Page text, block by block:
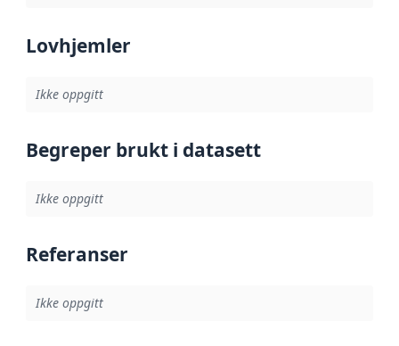
Lovhjemler
Ikke oppgitt
Begreper brukt i datasett
Ikke oppgitt
Referanser
Ikke oppgitt